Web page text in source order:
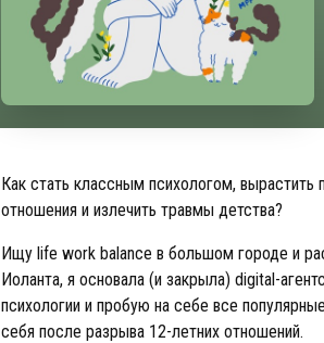
Как стать классным психологом, вырастить
отношения и излечить травмы детства?
Ищу life work balance в большом городе и
Иоланта, я основала (и закрыла) digital-
психологии и пробую на себе все
себя после разрыва 12-летних отношений.